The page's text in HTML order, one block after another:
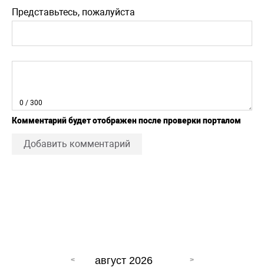
Представьтесь, пожалуйста
0 / 300
Комментарий будет отображен после проверки порталом
Добавить комментарий
август 2026